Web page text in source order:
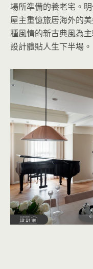
場所準備的養老宅。
屋主重憶旅居海外的
種風情的新古典風為
設計體貼人生下半場。